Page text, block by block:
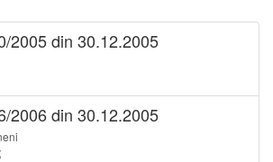
2005 din 30.12.2005
2006 din 30.12.2005